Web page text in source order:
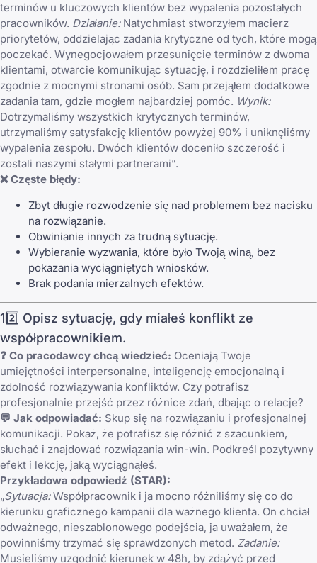
terminów u kluczowych klientów bez wypalenia pozostałych
pracowników. Działanie:Natychmiast stworzyłem macierz
priorytetów, oddzielając zadania krytyczne od tych, które mogą
poczekać. Wynegocjowałem przesunięcie terminów z dwoma
klientami, otwarcie komunikując sytuację, i rozdzieliłem pracę
zgodnie z mocnymi stronami osób. Sam przejąłem dodatkowe
zadania tam, gdzie mogłem najbardziej pomóc. Wynik:
Dotrzymaliśmy wszystkich krytycznych terminów,
utrzymaliśmy satysfakcję klientów powyżej 90% i uniknęliśmy
wypalenia zespołu. Dwóch klientów doceniło szczerość i
zostali naszymi stałymi partnerami”.
❌ Częste błędy:
Zbyt długie rozwodzenie się nad problemem bez nacisku
na rozwiązanie.
Obwinianie innych za trudną sytuację.
Wybieranie wyzwania, które było Twoją winą, bez
pokazania wyciągniętych wniosków.
Brak podania mierzalnych efektów.
12️⃣ Opisz sytuację, gdy miałeś konflikt ze
współpracownikiem.
❓ Co pracodawcy chcą wiedzieć: Oceniają Twoje
umiejętności interpersonalne, inteligencję emocjonalną i
zdolność rozwiązywania konfliktów. Czy potrafisz
profesjonalnie przejść przez różnice zdań, dbając o relacje?
💬 Jak odpowiadać: Skup się na rozwiązaniu i profesjonalnej
komunikacji. Pokaż, że potrafisz się różnić z szacunkiem,
słuchać i znajdować rozwiązania win-win. Podkreśl pozytywny
efekt i lekcję, jaką wyciągnąłeś.
Przykładowa odpowiedź (STAR):
„Sytuacja:Współpracownik i ja mocno różniliśmy się co do
kierunku graficznego kampanii dla ważnego klienta. On chciał
odważnego, nieszablonowego podejścia, ja uważałem, że
powinniśmy trzymać się sprawdzonych metod. Zadanie:
Musieliśmy uzgodnić kierunek w 48h, by zdążyć przed